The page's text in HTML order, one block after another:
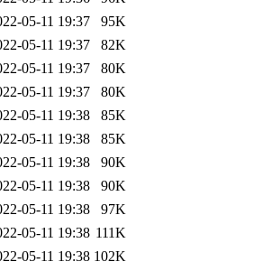
05-11 19:37
95K
05-11 19:37
82K
05-11 19:37
80K
05-11 19:37
80K
05-11 19:38
85K
05-11 19:38
85K
05-11 19:38
90K
05-11 19:38
90K
05-11 19:38
97K
05-11 19:38 111K
05-11 19:38 102K